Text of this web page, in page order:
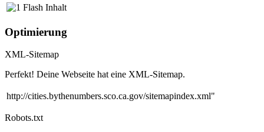
Flash Inhalt
Optimierung
XML-Sitemap
Perfekt! Deine Webseite hat eine XML-Sitemap.
http://cities.bythenumbers.sco.ca.gov/sitemapindex.xml"
Robots.txt